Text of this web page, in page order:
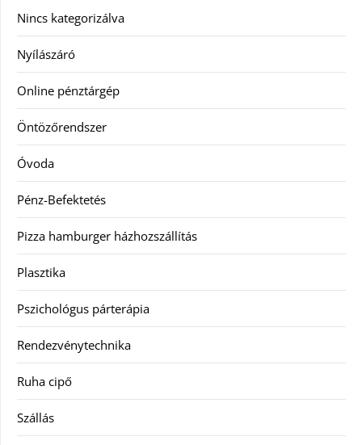
Nincs kategorizálva
Nyílászáró
Online pénztárgép
Öntözőrendszer
Óvoda
Pénz-Befektetés
Pizza hamburger házhozszállítás
Plasztika
Pszichológus párterápia
Rendezvénytechnika
Ruha cipő
Szállás